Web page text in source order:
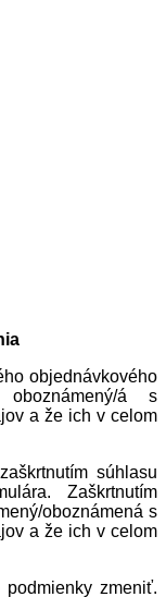
objednávkového
á s
a že ich v celom
súhlasu
Zaškrtnutím
oboznámená s
a že ich v celom
podmienky zmeniť.